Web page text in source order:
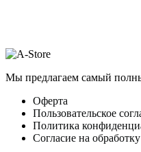
Мы предлагаем самый
Оферта
Пользовательское
Политика
Согласие на